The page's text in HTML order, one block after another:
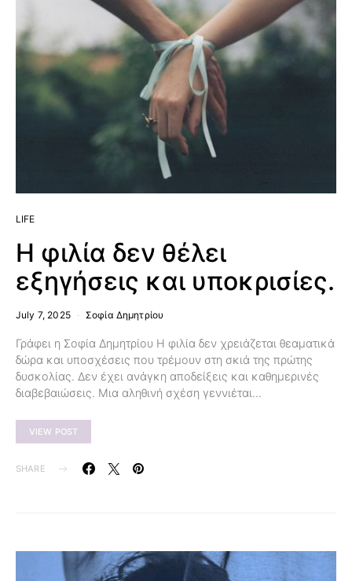
LIFE
Η φιλία δεν θέλει
εξηγήσεις και υποκρισίες.
July 7, 2025 Σοφία Δημητρίου
Γράφει η Σοφία Δημητρίου Η φιλία δεν χρειάζεται θεαματικά
δώρα και υποσχέσεις που τρέμουν στη σκιά της πρώτης
δυσκολίας. Δεν έχει ανάγκη αποδείξεις και καθημερινές
διαβεβαιώσεις. Μια αληθινή σχέση γεννιέται…
VIEW POST
SHARE